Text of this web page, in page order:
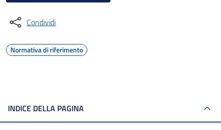
Condividi
Normativa di riferimento
INDICE DELLA PAGINA